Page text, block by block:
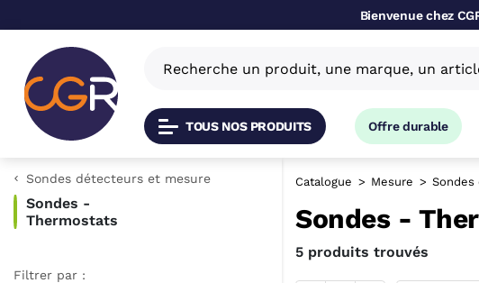
Bienvenue chez
TOUS NOS PRODUITS Offre durable
Catalogue Mesure
Sondes -
5 produits trouvés
Sondes détecteurs et mesure
Sondes -
Thermostats
Filtrer par :